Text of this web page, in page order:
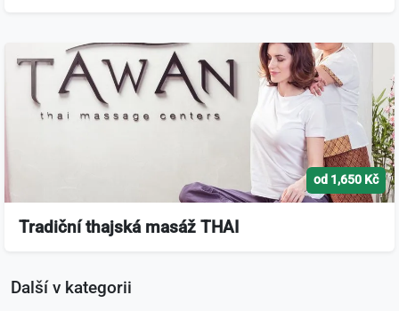
od 1,650 Kč
Tradiční thajská masáž THAI
Další v kategorii